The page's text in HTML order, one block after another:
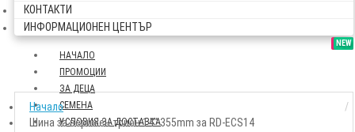
КОНТАКТИ
ИНФОРМАЦИОНЕН ЦЕНТЪР
НАЧАЛО
SALE
ПРОМОЦИИ
NEW
ЗА ДЕЦА
СЕМЕНА
УСЛОВИЯ ЗА ДОСТАВКА
Начало
Шина за верижен трион 14" 355mm за RD-ECS14